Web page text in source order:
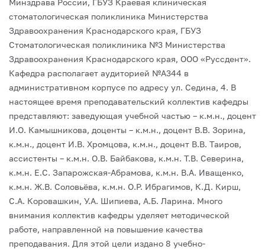
Минздрава России, ГБУЗ Краевая клиническая
стоматологическая поликлиника Министерства
Здравоохранения Краснодарского края, ГБУЗ
Стоматологическая поликлиника №3 Министерства
Здравоохранения Краснодарского края, ООО «Руссдент».
Кафедра располагает аудиторией №А344 в
административном корпусе по адресу ул. Седина, 4. В
настоящее время преподавательский коллектив кафедры
представляют: заведующая учебной частью – к.м.н., доцент
И.О. Камышникова, доценты – к.м.н., доцент В.В. Зорина,
к.м.н., доцент И.В. Хромцова, к.м.н., доцент В.В. Таиров,
ассистенты – к.м.н. О.В. Байбакова, к.м.н. Т.В. Северина,
к.м.н. Е.С. Запарожская-Абрамова, к.м.н. В.А. Иващенко,
к.м.н. Ж.В. Соловьёва, к.м.н. О.Р. Ибрагимов, К.Д. Кирш,
С.А. Коровашкин, У.А. Шипиева, А.Б. Ларина. Много
внимания коллектив кафедры уделяет методической
работе, направленной на повышение качества
преподавания. Для этой цели издано 8 учебно-